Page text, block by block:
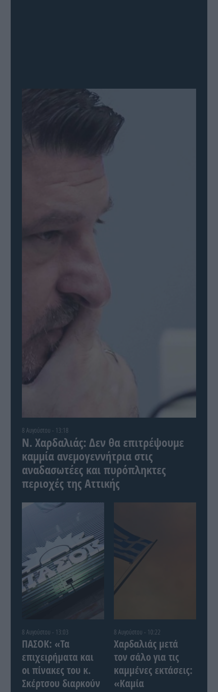
8 Αυγούστου - 13:18
Ν. Χαρδαλιάς: Δεν θα επιτρέψουμε
καμμία ανεμογεννήτρια στις
αναδασωτέες και πυρόπληκτες
περιοχές της Αττικής
8 Αυγούστου - 13:03
ΠΑΣΟΚ: «Τα
επιχειρήματα και
οι πίνακες του κ.
Σκέρτσου διαρκούν
8 Αυγούστου - 10:22
Χαρδαλιάς μετά
τον σάλο για τις
καμμένες εκτάσεις:
«Καμία